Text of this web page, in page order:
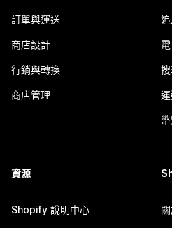
訂單與運送
商店設計
行銷與轉換
商店管理
資源
Shopify 說明中心